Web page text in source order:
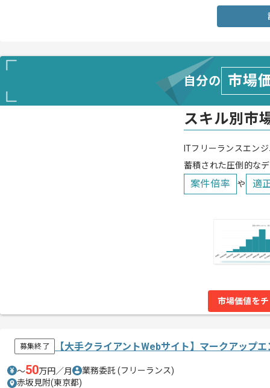
自分の 市場
スキル別市
ITフリーランスエン
蓄積された圧倒的な
案件倍率 や 適
市場価値を
募集終了 【大手クライアントWebサイト】マークアップ
〜50万円／月 業務委託 (フリーランス)
赤坂見附(東京都)